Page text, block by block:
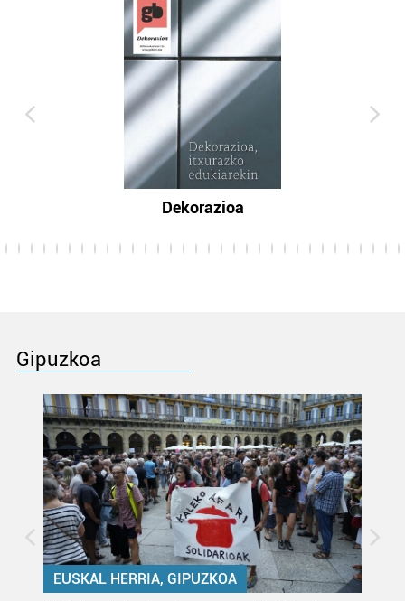
Dekorazioa
Gipuzkoa
EUSKAL HERRIA, GIPUZKOA